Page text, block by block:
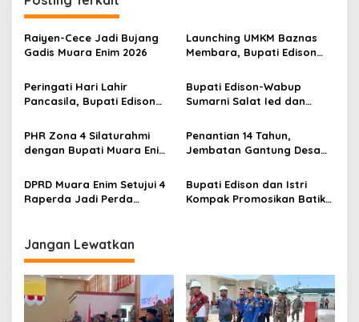
g
a
s
i
p
s
Raiyen-Cece Jadi Bujang
Gadis Muara Enim 2026
Launching UMKM Baznas
Membara, Bupati Edison
Usaha kepada 200
Mustahik
Peringati Hari Lahir
Pancasila, Bupati Edison
Perkokoh Persatuan dan
Kawal Pembangunan
Bupati Edison-Wabup
Sumarni Salat Ied dan
di Masjid Agung
PHR Zona 4 Silaturahmi
dengan Bupati Muara Enim
Sinergi Dukung Ketahanan
Energi Nasional
Penantian 14 Tahun,
Jembatan Gantung Desa
DPRD Muara Enim Setujui 4
Raperda Jadi Perda
Bupati Edison dan Istri
Kompak Promosikan Batik
Jangan Lewatkan